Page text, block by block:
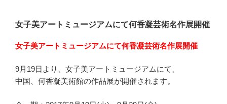
女子美アートミュージアムにて何香凝芸術名作展開催
女子美アートミュージアムにて何香凝芸術名作展開催
9月19日より、女子美アートミュージアムにて、
中国、何香凝美術館の作品展が開催されます。